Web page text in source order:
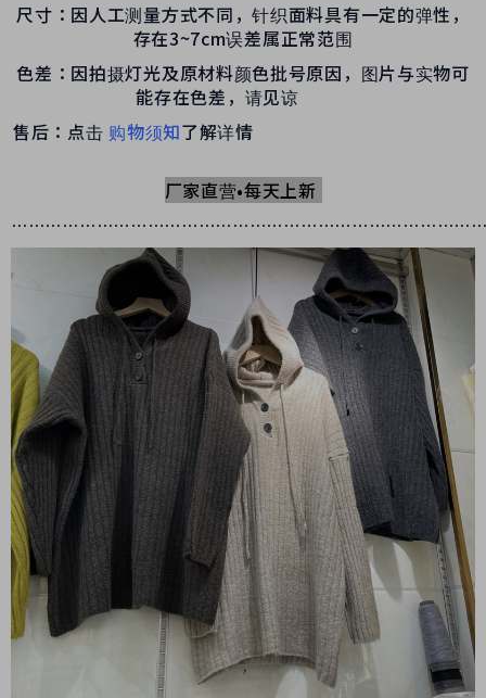
尺寸：因人工测量方式不同，针织面料具有一定的弹性，
存在3~7cm误差属正常范围
色差：因拍摄灯光及原材料颜色批号原因，图片与实物可
能存在色差，请见谅
售后：点击 购物须知了解详情
厂家直营•每天上新